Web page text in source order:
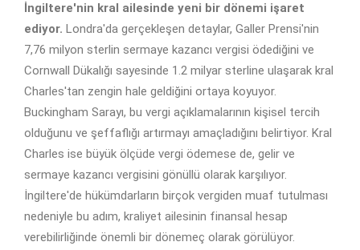
İngiltere'nin kral ailesinde yeni bir dönemi işaret
ediyor. Londra'da gerçekleşen detaylar, Galler Prensi'nin
7,76 milyon sterlin sermaye kazancı vergisi ödediğini ve
Cornwall Dükalığı sayesinde 1.2 milyar sterline ulaşarak kral
Charles'tan zengin hale geldiğini ortaya koyuyor.
Buckingham Sarayı, bu vergi açıklamalarının kişisel tercih
olduğunu ve şeffaflığı artırmayı amaçladığını belirtiyor. Kral
Charles ise büyük ölçüde vergi ödemese de, gelir ve
sermaye kazancı vergisini gönüllü olarak karşılıyor.
İngiltere'de hükümdarların birçok vergiden muaf tutulması
nedeniyle bu adım, kraliyet ailesinin finansal hesap
verebilirliğinde önemli bir dönemeç olarak görülüyor.